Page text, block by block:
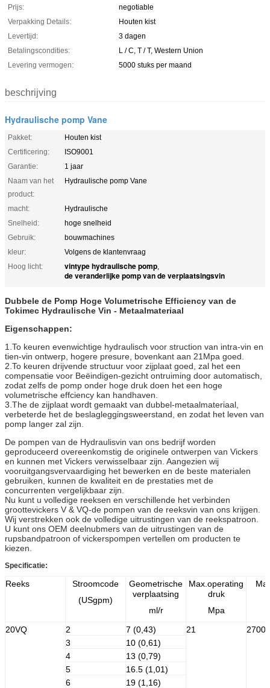
Prijs:
negotiable
Verpakking Details:
Houten kist
Levertijd:
3 dagen
Betalingscondities:
L / C, T / T, Western Union
Levering vermogen:
5000 stuks per maand
beschrijving
Hydraulische pomp Vane
Pakket:
Houten kist
Certificering:
ISO9001
Garantie:
1 jaar
Naam van het
product:
Hydraulische pomp Vane
macht:
Hydraulische
Snelheid:
hoge snelheid
Gebruik:
bouwmachines
kleur:
Volgens de klantenvraag
Hoog licht:
vintype hydraulische pomp,
de veranderlijke pomp van de verplaatsingsvin
Dubbele de Pomp Hoge Volumetrische Efficiency van de
Tokimec Hydraulische Vin - Metaalmateriaal
Eigenschappen:
1.To keuren evenwichtige hydraulisch voor struction van intra-vin en
tien-vin ontwerp, hogere presure, bovenkant aan 21Mpa goed.
2.To keuren drijvende structuur voor zijplaat goed, zal het een
compensatie voor Beëindigen-gezicht ontruiming door automatisch,
zodat zelfs de pomp onder hoge druk doen het een hoge
volumetrische effciency kan handhaven.
3.The de zijplaat wordt gemaakt van dubbel-metaalmateriaal,
verbeterde het de beslagleggingsweerstand, en zodat het leven van
pomp langer zal zijn.
De pompen van de Hydraulisvin van ons bedrijf worden
geproduceerd overeenkomstig de originele ontwerpen van Vickers
en kunnen met Vickers verwisselbaar zijn. Aangezien wij
vooruitgangsvervaardiging het bewerken en de beste materialen
gebruiken, kunnen de kwaliteit en de prestaties met de
concurrenten vergelijkbaar zijn.
Nu kunt u volledige reeksen en verschillende het verbinden
groottevickers V & VQ-de pompen van de reeksvin van ons krijgen.
Wij verstrekken ook de volledige uitrustingen van de reekspatroon.
U kunt ons OEM deelnubmers van de uitrustingen van de
rupsbandpatroon of vickerspompen vertellen om producten te
kiezen.
Specificatie:
Reeks
Stroomcode
(USgpm)
Geometrische
verplaatsing
ml/r
Max.operating
druk
Mpa
20VQ 2 7 (0,43) 21
2700
3
10 (0,61)
4
13 (0,79)
5
16.5 (1,01)
6
19 (1,16)